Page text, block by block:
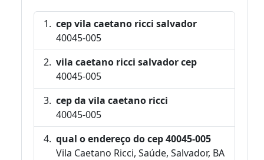
cep vila caetano ricci salvador
40045-005
vila caetano ricci salvador cep
40045-005
cep da vila caetano ricci
40045-005
qual o endereço do cep 40045-005
Vila Caetano Ricci, Saúde, Salvador, BA